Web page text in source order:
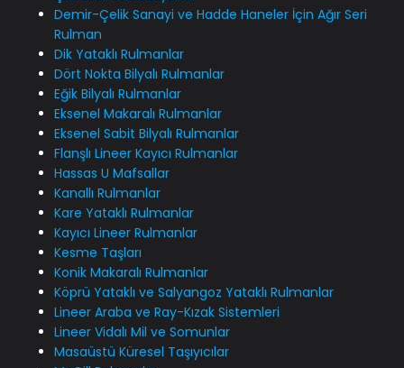
Demir-Çelik Sanayi ve Hadde Haneler İçin Ağır Seri
Rulman
Dik Yataklı Rulmanlar
Dört Nokta Bilyalı Rulmanlar
Eğik Bilyalı Rulmanlar
Eksenel Makaralı Rulmanlar
Eksenel Sabit Bilyalı Rulmanlar
Flanşlı Lineer Kayıcı Rulmanlar
Hassas U Mafsallar
Kanallı Rulmanlar
Kare Yataklı Rulmanlar
Kayıcı Lineer Rulmanlar
Kesme Taşları
Konik Makaralı Rulmanlar
Köprü Yataklı ve Salyangoz Yataklı Rulmanlar
Lineer Araba ve Ray-Kızak Sistemleri
Lineer Vidalı Mil ve Somunlar
Masaüstü Küresel Taşıyıcılar